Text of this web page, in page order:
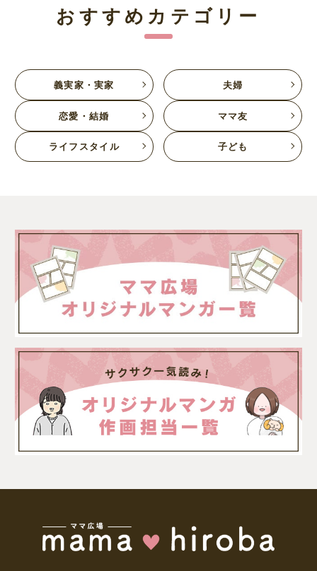
おすすめカテゴリー
義実家・実家 夫婦
恋愛・結婚 ママ友
ライフスタイル 子ども